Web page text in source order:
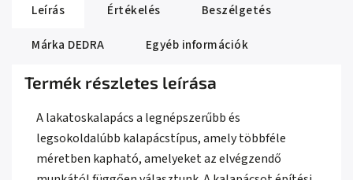
Leírás Értékelés
Beszélgetés
Márka DEDRA Egyéb információk
Termék részletes leírása
A lakatoskalapács a legnépszerűbb és
legsokoldalúbb kalapácstípus, amely többféle
méretben kapható, amelyeket az elvégzendő